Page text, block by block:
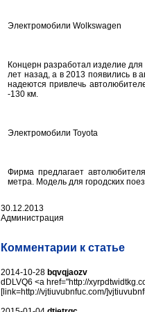
Электромобили Wolkswagen
Концерн разработал изделие
лет назад, а в 2013 появились в
надеются привлечь
-130 км.
Электромобили Toyota
Фирма предлагает
метра. Модель для городских
30.12.2013
Администрация
Комментарии к статье
2014-10-28 bqvqjaozv
dDLVQ6 <a href="http://
[link=http://vjtiuvubnfuc.com/